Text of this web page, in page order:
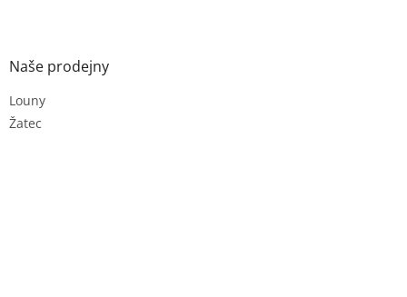
Naše prodejny
Louny
Žatec